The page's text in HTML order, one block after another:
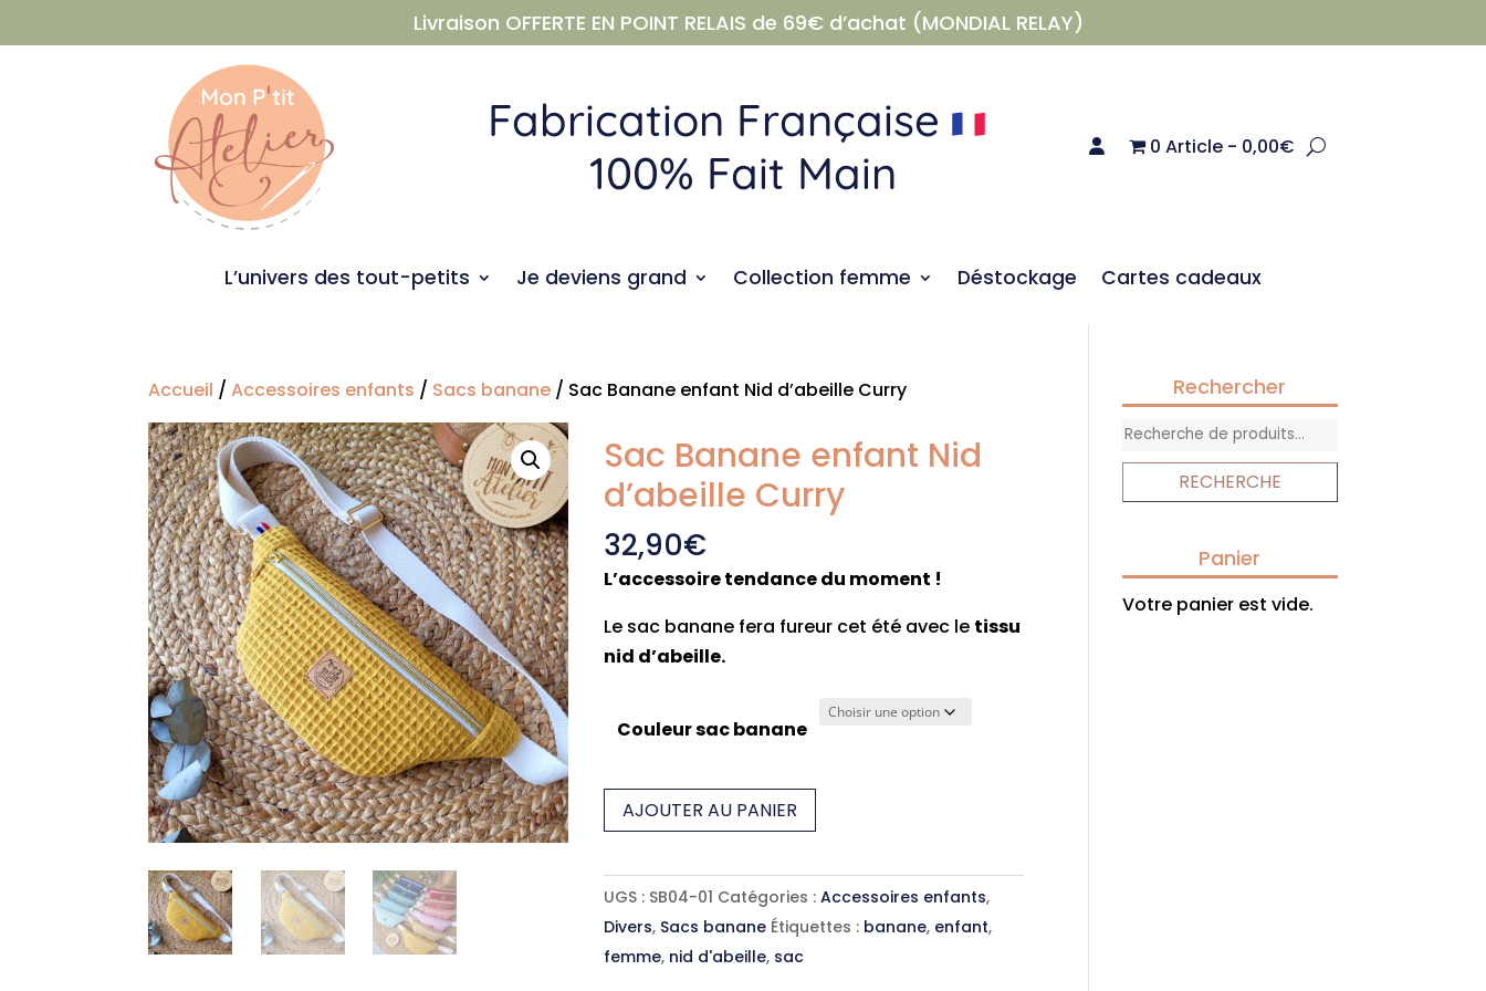
Livraison OFFERTE EN POINT RELAIS de 69€ d’achat (MONDIAL RELAY)
Fabrication Française
100% Fait Main
0 Article 0,00€
L’univers des tout-petits Je deviens grand Collection femme Déstockage Cartes cadeaux
Accueil /Accessoires enfants / Sacs banane / Sac Banane enfant Nid d’abeille Curry
Sac Banane enfant Nid
d’abeille Curry
32,90€
L’accessoire tendance du moment !
Le sac banane fera fureur cet été avec le tissu
nid d’abeille.
Couleur sac banane
quantité
de
Banane
enfant
Nid
AJOUTER AU PANIER
UGS : SB04-01 Catégories :Accessoires enfants,
Divers, Sacs banane Étiquettes : banane, enfant,
femme, nid d'abeille, sac
Rechercher
Recherche
pour :
RECHERCHE
Panier
Votre panier est vide.